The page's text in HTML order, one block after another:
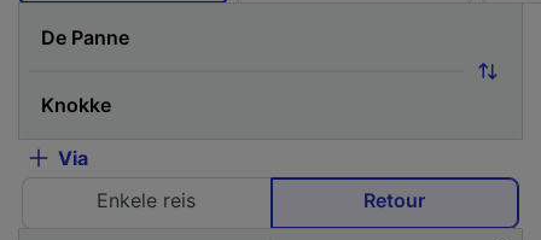
Via
Enkele reis
Retour